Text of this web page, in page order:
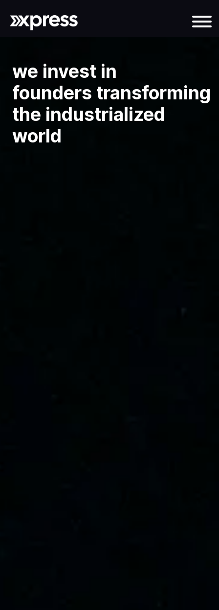
we invest in
founders transforming
the industrialized
world